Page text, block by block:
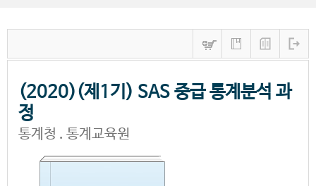
(2020)(제1기) SAS 중급 통계분석 과
정
통계청 . 통계교육원